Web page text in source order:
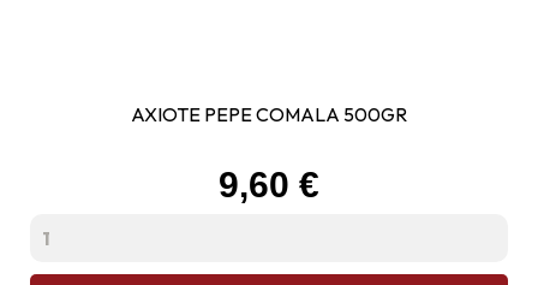
AXIOTE PEPE COMALA 500GR
Prix
9,60 €